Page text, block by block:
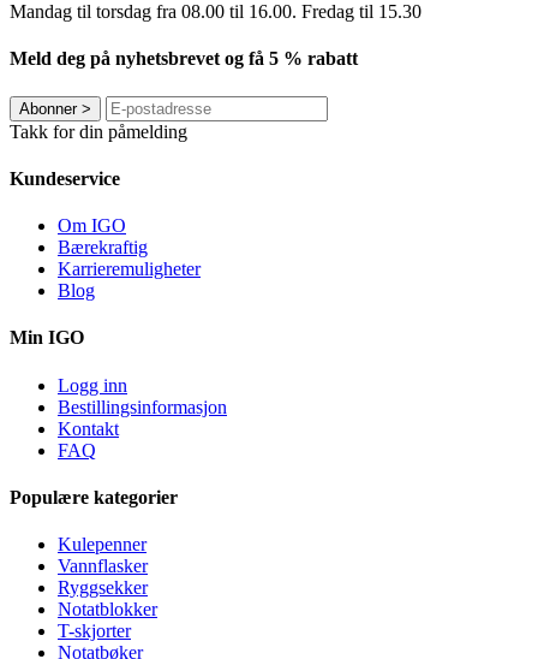
Mandag til torsdag ​​fra 08.00 til 16.00. Fredag til 15.30
Meld deg på nyhetsbrevet og få 5 % rabatt
Abonner>
Takk for din påmelding
Kundeservice
Om IGO
Bærekraftig
Karrieremuligheter
Blog
Min IGO
Logg inn
Bestillingsinformasjon
Kontakt
FAQ
Populære kategorier
Kulepenner
Vannflasker
Ryggsekker
Notatblokker
T-skjorter
Notatbøker